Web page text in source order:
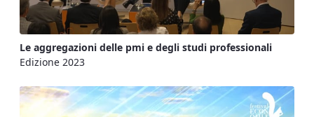
Le aggregazioni delle pmi e degli studi professionali
Edizione 2023